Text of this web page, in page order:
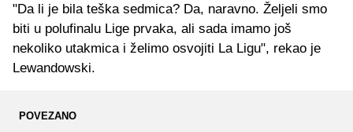
"Da li je bila teška sedmica? Da, naravno. Željeli smo
biti u polufinalu Lige prvaka, ali sada imamo još
nekoliko utakmica i želimo osvojiti La Ligu", rekao je
Lewandowski.
POVEZANO